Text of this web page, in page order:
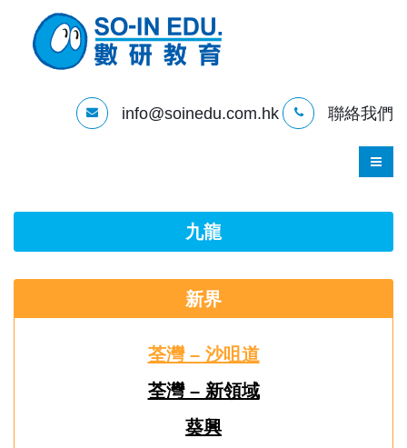
info@soinedu.com.hk 聯絡我們
九龍
新界
荃灣 – 沙咀道
荃灣 – 新領域
葵興